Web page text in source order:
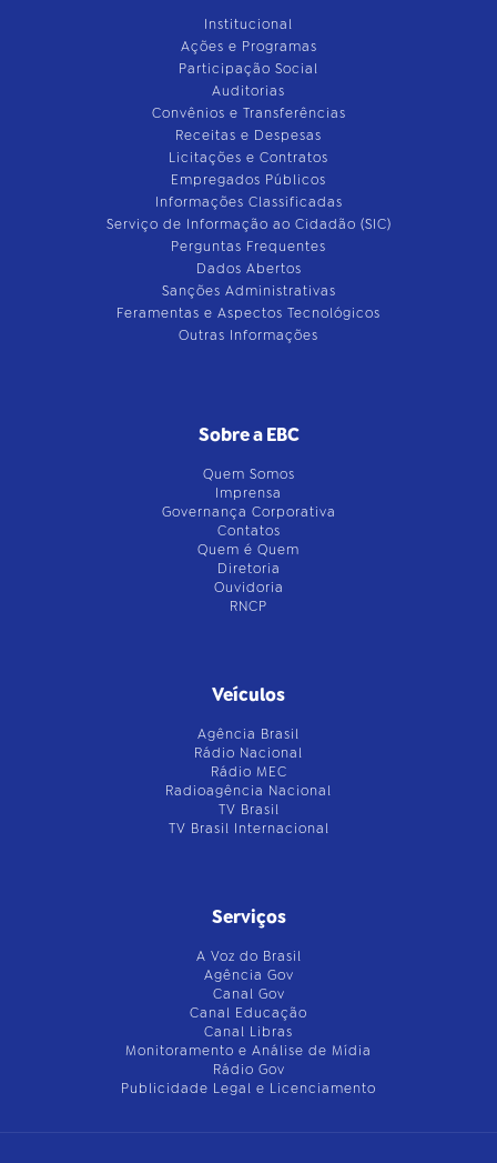
Institucional
Ações e Programas
Participação Social
Auditorias
Convênios e Transferências
Receitas e Despesas
Licitações e Contratos
Empregados Públicos
Informações Classificadas
Serviço de Informação ao Cidadão (SIC)
Perguntas Frequentes
Dados Abertos
Sanções Administrativas
Feramentas e Aspectos Tecnológicos
Outras Informações
Sobre a EBC
Quem Somos
Imprensa
Governança Corporativa
Contatos
Quem é Quem
Diretoria
Ouvidoria
RNCP
Veículos
Agência Brasil
Rádio Nacional
Rádio MEC
Radioagência Nacional
TV Brasil
TV Brasil Internacional
Serviços
A Voz do Brasil
Agência Gov
Canal Gov
Canal Educação
Canal Libras
Monitoramento e Análise de Mídia
Rádio Gov
Publicidade Legal e Licenciamento